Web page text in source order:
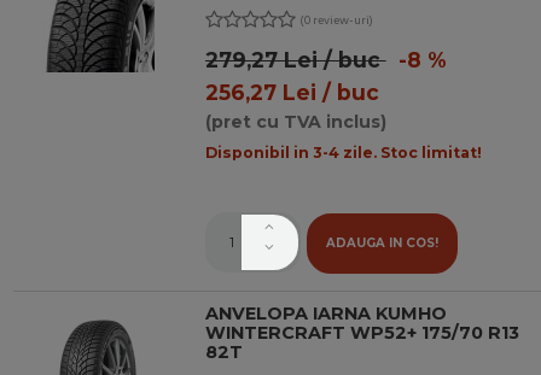
(0 review-uri)
279,27 Lei / buc-8 %
256,27 Lei / buc
(pret cu TVA inclus)
Disponibil in 3-4 zile. Stoc limitat!
ADAUGA IN COS!
ANVELOPA IARNA KUMHO
WINTERCRAFT WP52+ 175/70 R13
82T